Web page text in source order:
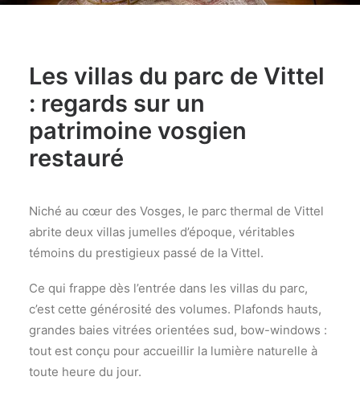
Les villas du parc de Vittel
: regards sur un
patrimoine vosgien
restauré
Niché au cœur des Vosges, le parc thermal de Vittel
abrite deux villas jumelles d’époque, véritables
témoins du prestigieux passé de la Vittel.
Ce qui frappe dès l’entrée dans les villas du parc,
c’est cette générosité des volumes. Plafonds hauts,
grandes baies vitrées orientées sud, bow-windows :
tout est conçu pour accueillir la lumière naturelle à
toute heure du jour.